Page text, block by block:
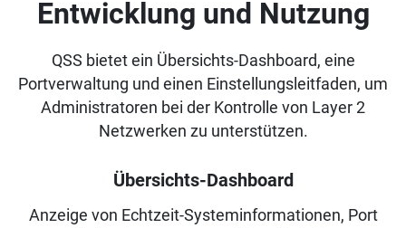
Entwicklung und Nutzung
QSS bietet ein Übersichts-Dashboard, eine
Portverwaltung und einen Einstellungsleitfaden, um
Administratoren bei der Kontrolle von Layer 2
Netzwerken zu unterstützen.
Übersichts-Dashboard
Anzeige von Echtzeit-Systeminformationen, Port